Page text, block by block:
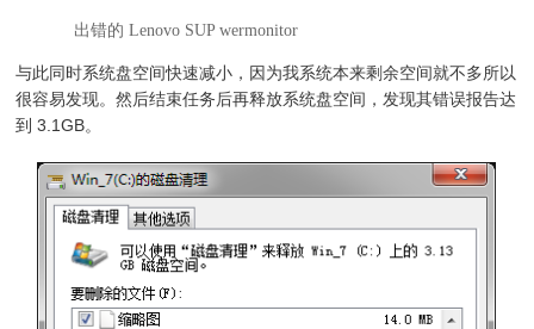
出错的 Lenovo SUP wermonitor
与此同时系统盘空间快速减小，因为我系统本来剩余空间就不多所以
很容易发现。然后结束任务后再释放系统盘空间，发现其错误报告达
到 3.1GB。